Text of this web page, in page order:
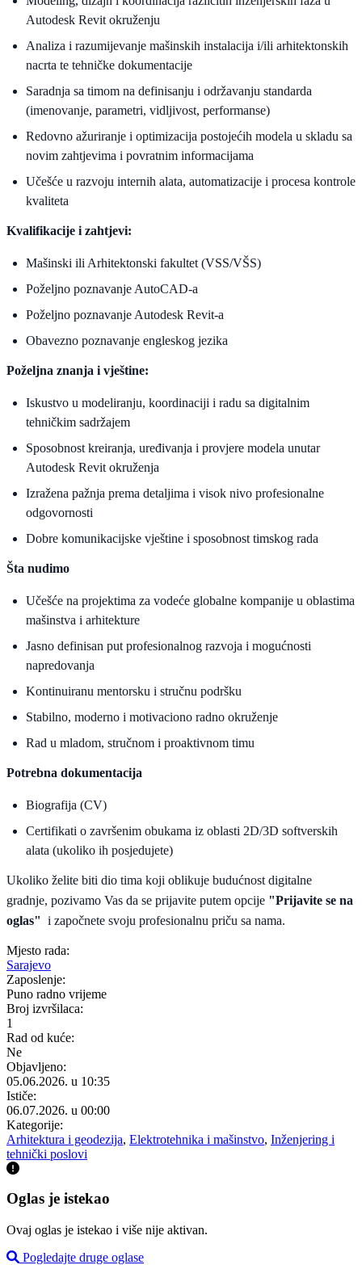
Autodesk Revit okruženju
Analiza i razumijevanje mašinskih instalacija i/ili arhitektonskih
nacrta te tehničke dokumentacije
Saradnja sa timom na definisanju i održavanju standarda
(imenovanje, parametri, vidljivost, performanse)
Redovno ažuriranje i optimizacija postojećih modela u skladu sa
novim zahtjevima i povratnim informacijama
Učešće u razvoju internih alata, automatizacije i procesa kontrole
kvaliteta
Kvalifikacije i zahtjevi:
Mašinski ili Arhitektonski fakultet (VSS/VŠS)
Poželjno poznavanje AutoCAD-a
Poželjno poznavanje Autodesk Revit-a
Obavezno poznavanje engleskog jezika
Poželjna znanja i vještine:
Iskustvo u modeliranju, koordinaciji i radu sa digitalnim
tehničkim sadržajem
Sposobnost kreiranja, uređivanja i provjere modela unutar
Autodesk Revit okruženja
Izražena pažnja prema detaljima i visok nivo profesionalne
odgovornosti
Dobre komunikacijske vještine i sposobnost timskog rada
Šta nudimo
Učešće na projektima za vodeće globalne kompanije u oblastima
mašinstva i arhitekture
Jasno definisan put profesionalnog razvoja i mogućnosti
napredovanja
Kontinuiranu mentorsku i stručnu podršku
Stabilno, moderno i motivaciono radno okruženje
Rad u mladom, stručnom i proaktivnom timu
Potrebna dokumentacija
Biografija (CV)
Certifikati o završenim obukama iz oblasti 2D/3D softverskih
alata (ukoliko ih posjedujete)
Ukoliko želite biti dio tima koji oblikuje budućnost digitalne
gradnje, pozivamo Vas da se prijavite putem opcije "Prijavite se na
oglas" i započnete svoju profesionalnu priču sa nama.
Mjesto rada:
Sarajevo
Zaposlenje:
Puno radno vrijeme
Broj izvršilaca:
1
Rad od kuće:
Ne
Objavljeno:
05.06.2026. u 10:35
Ističe:
06.07.2026. u 00:00
Kategorije:
Arhitektura i geodezija, Elektrotehnika i mašinstvo, Inženjering i
tehnički poslovi
Oglas je istekao
Ovaj oglas je istekao i više nije aktivan.
Pogledajte druge oglase